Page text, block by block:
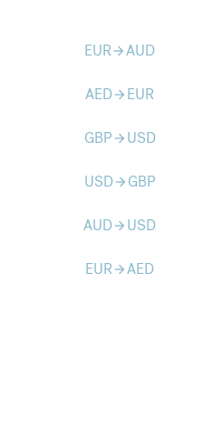
EURarrow_forwardAUD
AEDarrow_forward EUR
GBParrow_forward USD
USDarrow_forward GBP
AUDarrow_forward USD
EURarrow_forwardAED